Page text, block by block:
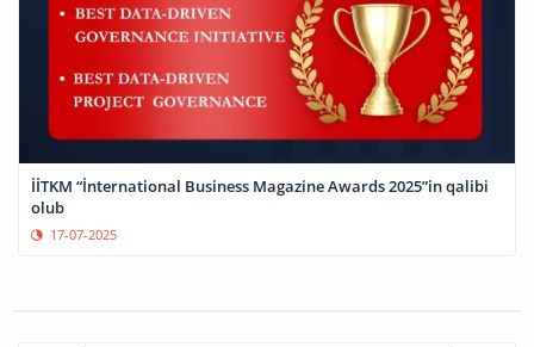
İİTKM “İnternational Business Magazine Awards 2025”in qalibi
olub
17-07-2025